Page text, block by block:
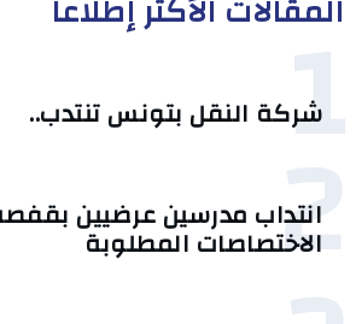
المقالات الأكثر إطلاعا
1
شركة النقل بتونس تنتدب..
2
انتداب مدرسين عرضيين
الاختصاصات المطلوبة